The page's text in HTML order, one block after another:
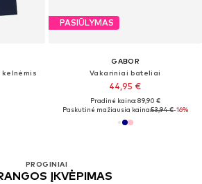
PASIŪLYMAS
GABOR
Vakariniai bateliai
44,95 €
Pradinė kaina: 89,90 €
Paskutinė mažiausia kaina:53,94 €-16%
PROGINIAI
ĮKVĖPIMAS